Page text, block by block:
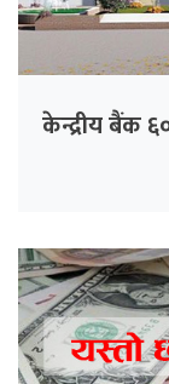
केन्द्रीय बैंक